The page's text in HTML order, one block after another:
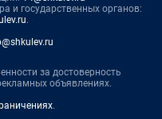
и государственных органов:
.
за достоверность
объявлениях.
.